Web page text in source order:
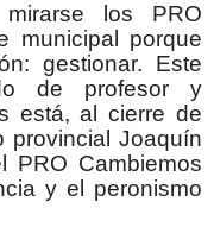
los PRO
municipal porque
gestionar. Este
de profesor y
está, al cierre de
provincial Joaquín
PRO Cambiemos
y el peronismo